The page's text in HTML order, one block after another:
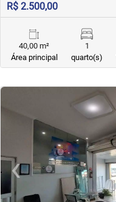
R$ 2.500,00
40,00 m²
Área principal
1
quarto(s)
<
‹Previous